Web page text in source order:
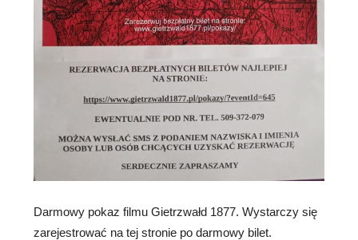
Darmowy pokaz filmu Gietrzwałd 1877. Wystarczy się
zarejestrować na tej stronie po darmowy bilet.